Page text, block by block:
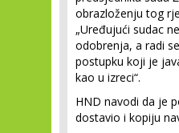
obrazloženju tog
„Uređujući sudac
odobrenja, a radi
postupku koji je
kao u izreci“.
HND navodi da je
dostavio i kopiju